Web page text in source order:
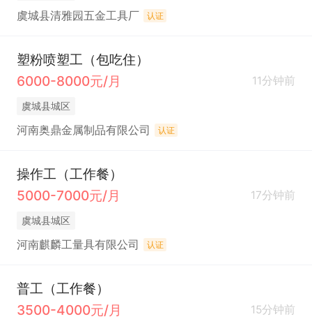
虞城县清雅园五金工具厂 认证
塑粉喷塑工（包吃住）
6000-8000元/月
11分钟前
虞城县城区
河南奥鼎金属制品有限公司 认证
操作工（工作餐）
5000-7000元/月
17分钟前
虞城县城区
河南麒麟工量具有限公司 认证
普工（工作餐）
3500-4000元/月
15分钟前